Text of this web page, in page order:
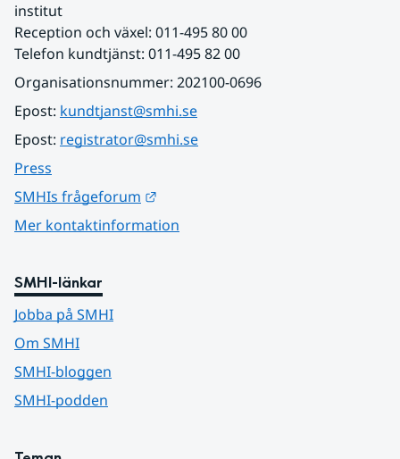
institut
Reception och växel: 011-495 80 00
Telefon kundtjänst: 011-495 82 00
Organisationsnummer: 202100-0696
Epost: kundtjanst@smhi.se
Epost: registrator@smhi.se
Press
SMHIs frågeforum
Mer kontaktinformation
SMHI-länkar
Jobba på SMHI
Om SMHI
SMHI-bloggen
SMHI-podden